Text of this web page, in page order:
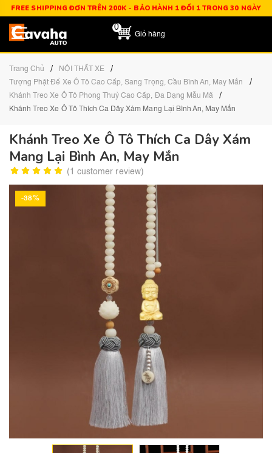
FREE SHIPPING ĐƠN TRÊN 200K - BẢO HÀNH 1 ĐỔI 1 TRONG 30 NGÀY
0
Giỏ hàng
Trang Chủ / NỘI THẤT XE /
Tượng Phật Để Xe Ô Tô Cao Cấp, Sang Trọng, Cầu Bình An, May Mắn /
Khánh Treo Xe Ô Tô Phong Thuỷ Cao Cấp, Đa Dạng Mẫu Mã /
Khánh Treo Xe Ô Tô Thích Ca Dây Xám Mang Lại Bình An, May Mắn
Khánh Treo Xe Ô Tô Thích Ca Dây Xám
Mang Lại Bình An, May Mắn
( 1 customer review)
-38%